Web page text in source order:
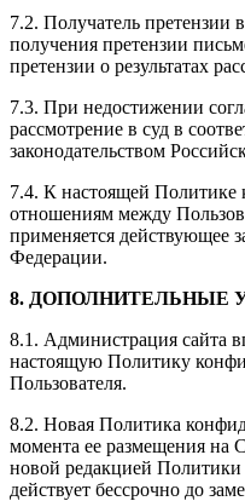
7.2. Получатель претензии
получения претензии
претензии о результатах
7.3. При недостижении
рассмотрение в суд в
законодательством
7.4. К настоящей Политике
отношениям между
применяется действующее
Федерации.
8. ДОПОЛНИТЕЛЬНЫЕ
8.1. Администрация сайта
настоящую Политику
Пользователя.
8.2. Новая Политика
момента ее размещения на
новой редакцией
действует бессрочно до